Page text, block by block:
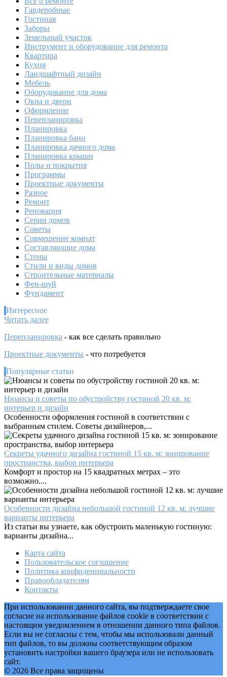
Гардеробные
Гостиная
Заборы
Земельный участок
Инструмент и оборудование для ремонта
Квартира
Кухня
Ландшафтный дизайн
Мебель
Оборудование для дома
Окна и двери
Оформление
Перепланировка
Планировка
Планировка бани
Планировка дачного дома
Планировка крыши
Полы и покрытия
Программы
Проектные документы
Разное
Ремонт
Реновация
Серии домов
Советы
Совмещение комнат
Составляющие дома
Стены
Стили и виды домов
Строительные материалы
Фен-шуй
Фундамент
Интересное
Читать далее:
дизайн
как
пространство
в
гармоничный
союз
природы
и
комфорта
Перепланировка - как все сделать правильно
Проектные документы - что потребуется
Популярные статьи
Нюансы и советы по обустройству гостиной 20 кв. м:
интерьер и дизайн
Особенности оформления гостиной в соответствии с
выбранным стилем. Советы дизайнеров,...
Секреты удачного дизайна гостиной 15 кв. м: зонирование
пространства, выбор интерьера
Комфорт и простор на 15 квадратных метрах – это
возможно....
Особенности дизайна небольшой гостиной 12 кв. м: лучшие
варианты интерьера
Из статьи вы узнаете, как обустроить маленькую гостиную:
варианты дизайна...
Карта сайта
Пользовательское соглашение
Политика конфиденциальности
Правообладателям
Контакты
При использовании данного сайта, вы подтверждаете свое
согласие на использование файлов cookie в соответствии с
настоящим уведомлением в отношении данного типа файлов.
Если вы не согласны с тем, чтобы мы использовали данный
тип файлов, то вы должны соответствующим образом
установить настройки вашего браузера или не использовать
сайт.
© 2026 Все права защищены